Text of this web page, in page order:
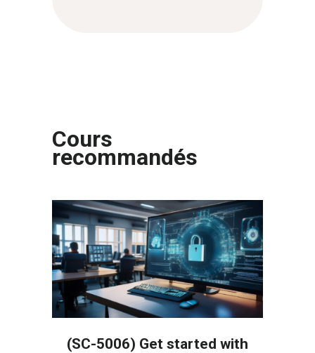
Cours
recommandés
(SC-5006) Get started with